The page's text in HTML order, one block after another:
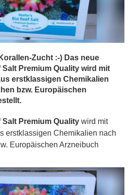
Zucht :-) Das neue
Salt Premium Quality wird mit
erstklassigen Chemikalien
bzw. Europäischen
Salt Premium Quality wird mit
erstklassigen Chemikalien nach
Europäischen Arzneibuch